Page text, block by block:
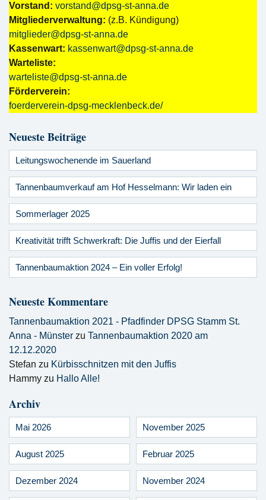
Vorstand: vorstand@dpsg-st-anna.de
Mitgliederverwaltung: (z.B. Kündigung)
mitglieder@dpsg-st-anna.de
Kassenwart: kassenwart@dpsg-st-anna.de
Warteliste:
warteliste@dpsg-st-anna.de
Förderverein:
foerderverein-dpsg-mecklenbeck.de/
Neueste Beiträge
Leitungswochenende im Sauerland
Tannenbaumverkauf am Hof Hesselmann: Wir laden ein
Sommerlager 2025
Kreativität trifft Schwerkraft: Die Juffis und der Eierfall
Tannenbaumaktion 2024 – Ein voller Erfolg!
Neueste Kommentare
Tannenbaumaktion 2021 - Pfadfinder DPSG Stamm St.
Anna - Münster zu Tannenbaumaktion 2020 am
12.12.2020
Stefan zu Kürbisschnitzen mit den Juffis
Hammy zu Hallo Alle!
Archiv
Mai 2026 November 2025
August 2025 Februar 2025
Dezember 2024 November 2024